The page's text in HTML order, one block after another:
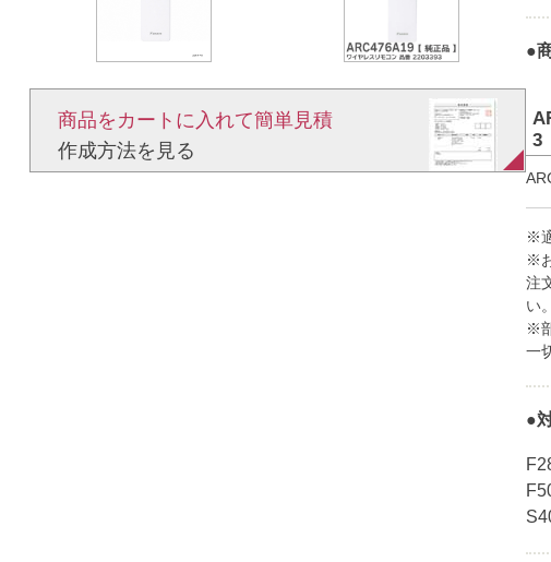
商品をカートに入れて簡単見積​
作成方法を見る​​
●
3
※
※
注
い。
※
一
●